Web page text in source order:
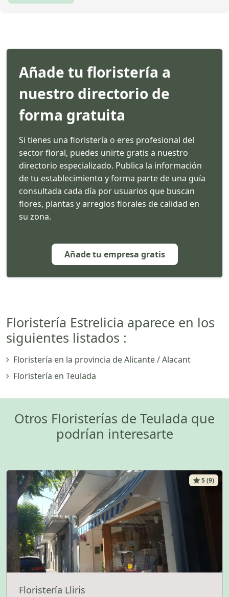
Añade tu floristería a
nuestro directorio de
forma gratuita
Si tienes una floristería o eres profesional del
sector floral, puedes unirte gratis a nuestro
directorio especializado. Publica la información
de tu establecimiento y forma parte de una guía
consultada cada día por usuarios que buscan
flores, plantas y arreglos florales de calidad en
su zona.
Añade tu empresa gratis
Floristería Estrelicia aparece en los
siguientes listados :
Floristería en la provincia de Alicante / Alacant
Floristería en Teulada
Otros Floristerías de Teulada que
podrían interesarte
5 (9)
Floristería Lliris